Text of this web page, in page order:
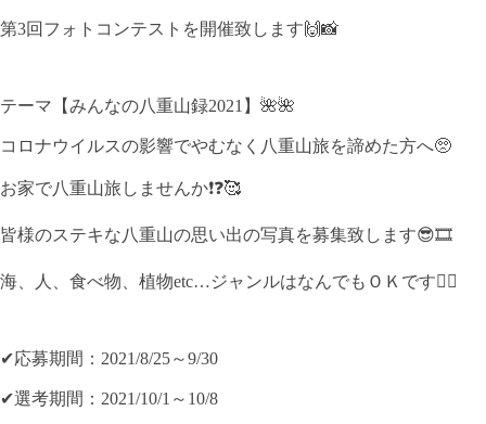
第3回フォトコンテストを開催致します🙌📸
テーマ【みんなの八重山録2021】🌺🌺
コロナウイルスの影響でやむなく八重山旅を諦めた方へ🥺
お家で八重山旅しませんか❗❓🥰
皆様のステキな八重山の思い出の写真を募集致します😎🎞
海、人、食べ物、植物etc…ジャンルはなんでもＯＫです🙆‍♀️
✔応募期間：2021/8/25～9/30
✔選考期間：2021/10/1～10/8